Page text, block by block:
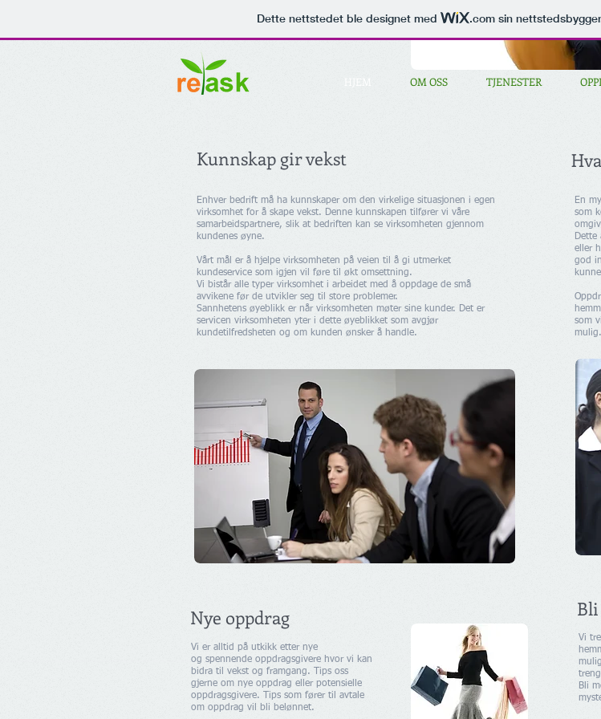
Dette nettstedet ble designet med .comsin
HJEM OM OSS TJENESTER
Voice of the Customer
Kunnskap gir vekst
Enhver bedrift må ha kunnskaper om den virkelige situasjonen i egen
virksomhet for å skape vekst. Denne kunnskapen tilfører vi våre
samarbeidspartnere, slik at bedriften kan se virksomheten gjennom
kundenes øyne.
Vårt mål er å hjelpe virksomheten på veien til å gi utmerket
kundeservice som igjen vil føre til økt omsettning.
Vi bistår alle typer virksomhet i arbeidet med å oppdage de små
avvikene før de utvikler seg til store problemer.
Sannhetens øyeblikk er når virksomheten møter sine kunder. Det er
servicen virksomheten yter i dette øyeblikket som avgjør
kundetilfredsheten og om kunden ønsker å handle.
Nye oppdrag
Vi er alltid på utkikk etter nye
og spennende oppdragsgivere hvor vi kan
bidra til vekst og framgang. Tips oss
gjerne om nye oppdrag eller potensielle
oppdragsgivere. Tips som fører til avtale
om oppdrag vil bli belønnet.
En
som
Dette
eller
god
som
Vi
Bli